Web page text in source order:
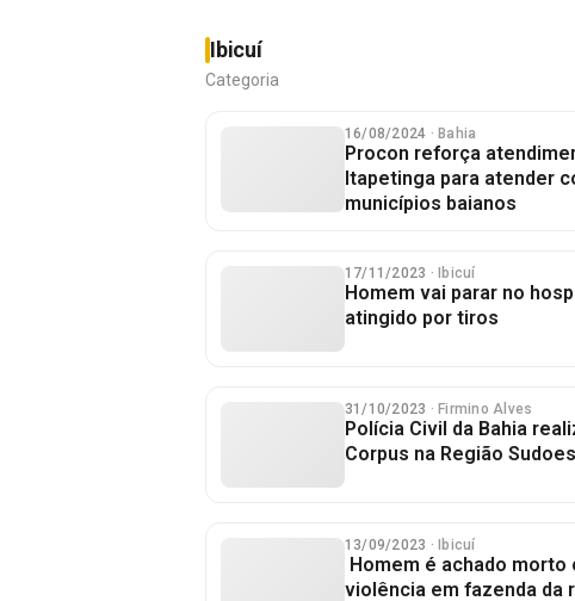
Ibicuí
Categoria
16/08/2024 · Bahia
Procon reforça
Itapetinga para atender
municípios baianos
17/11/2023 · Ibicuí
Homem vai parar no
atingido por tiros
31/10/2023 · Firmino Alves
Polícia Civil da Bahia
Corpus na Região
13/09/2023 · Ibicuí
Homem é achado morto
violência em fazenda da